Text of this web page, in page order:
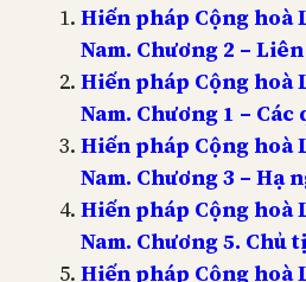
Hiến pháp Cộng hoà
Nam. Chương 2 –
Hiến pháp Cộng hoà
Nam. Chương 1 –
Hiến pháp Cộng hoà
Nam. Chương 3 – Hạ
Hiến pháp Cộng hoà
Nam. Chương 5. Chủ
Hiến pháp Cộng hoà